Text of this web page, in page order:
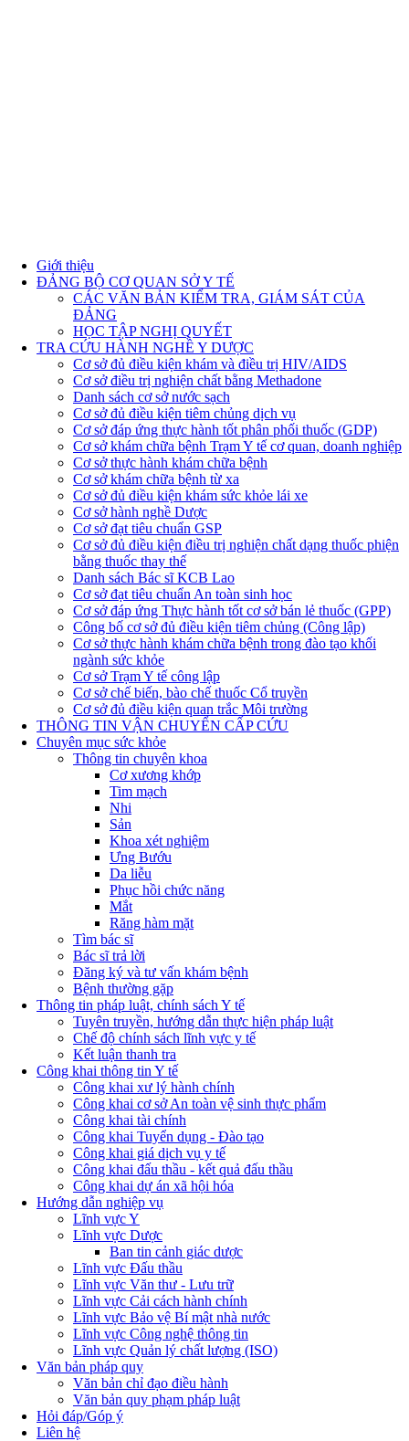
Giới thiệu
ĐẢNG BỘ CƠ QUAN SỞ Y TẾ
CÁC VĂN BẢN KIỂM TRA, GIÁM SÁT CỦA
ĐẢNG
HỌC TẬP NGHỊ QUYẾT
TRA CỨU HÀNH NGHỀ Y DƯỢC
Cơ sở đủ điều kiện khám và điều trị HIV/AIDS
Cơ sở điều trị nghiện chất bằng Methadone
Danh sách cơ sở nước sạch
Cơ sở đủ điều kiện tiêm chủng dịch vụ
Cơ sở đáp ứng thực hành tốt phân phối thuốc (GDP)
Cơ sở khám chữa bệnh Trạm Y tế cơ quan, doanh nghiệp
Cơ sở thực hành khám chữa bệnh
Cơ sở khám chữa bệnh từ xa
Cơ sở đủ điều kiện khám sức khỏe lái xe
Cơ sở hành nghề Dược
Cơ sở đạt tiêu chuẩn GSP
Cơ sở đủ điều kiện điều trị nghiện chất dạng thuốc phiện
bằng thuốc thay thế
Danh sách Bác sĩ KCB Lao
Cơ sở đạt tiêu chuẩn An toàn sinh học
Cơ sở đáp ứng Thực hành tốt cơ sở bán lẻ thuốc (GPP)
Công bố cơ sở đủ điều kiện tiêm chủng (Công lập)
Cơ sở thực hành khám chữa bệnh trong đào tạo khối
ngành sức khỏe
Cơ sở Trạm Y tế công lập
Cơ sở chế biến, bào chế thuốc Cổ truyền
Cơ sở đủ điều kiện quan trắc Môi trường
THÔNG TIN VẬN CHUYỂN CẤP CỨU
Chuyên mục sức khỏe
Thông tin chuyên khoa
Cơ xương khớp
Tim mạch
Nhi
Sản
Khoa xét nghiệm
Ưng Bướu
Da liễu
Phục hồi chức năng
Mắt
Răng hàm mặt
Tìm bác sĩ
Bác sĩ trả lời
Đăng ký và tư vấn khám bệnh
Bệnh thường gặp
Thông tin pháp luật, chính sách Y tế
Tuyên truyền, hướng dẫn thực hiện pháp luật
Chế độ chính sách lĩnh vực y tế
Kết luận thanh tra
Công khai thông tin Y tế
Công khai xư lý hành chính
Công khai cơ sở An toàn vệ sinh thực phẩm
Công khai tài chính
Công khai Tuyển dụng - Đào tạo
Công khai giá dịch vụ y tế
Công khai đấu thầu - kết quả đấu thầu
Công khai dự án xã hội hóa
Hướng dẫn nghiệp vụ
Lĩnh vực Y
Lĩnh vực Dược
Ban tin cảnh giác dược
Lĩnh vực Đấu thầu
Lĩnh vực Văn thư - Lưu trữ
Lĩnh vực Cải cách hành chính
Lĩnh vực Bảo vệ Bí mật nhà nước
Lĩnh vực Công nghệ thông tin
Lĩnh vực Quản lý chất lượng (ISO)
Văn bản pháp quy
Văn bản chỉ đạo điều hành
Văn bản quy phạm pháp luật
Hỏi đáp/Góp ý
Liên hệ